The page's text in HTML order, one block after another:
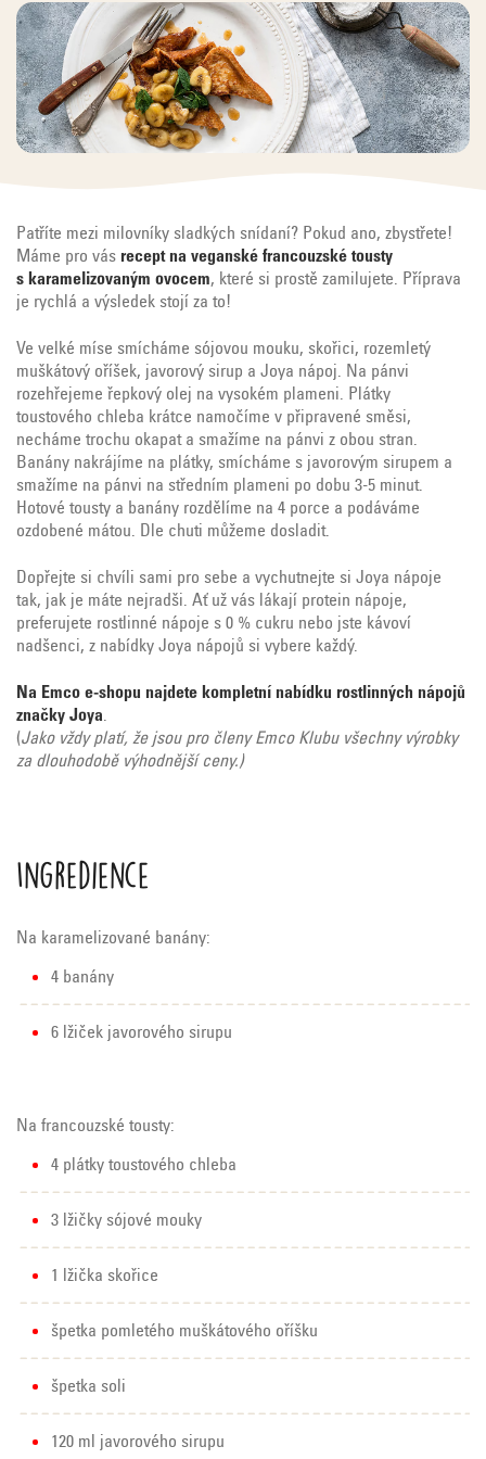
Patříte mezi milovníky sladkých snídaní? Pokud ano, zbystřete!
Máme pro vás recept na veganské francouzské tousty
s karamelizovaným ovocem, které si prostě zamilujete. Příprava
je rychlá a výsledek stojí za to!
Ve velké míse smícháme sójovou mouku, skořici, rozemletý
muškátový oříšek, javorový sirup a Joya nápoj. Na pánvi
rozehřejeme řepkový olej na vysokém plameni. Plátky
toustového chleba krátce namočíme v připravené směsi,
necháme trochu okapat a smažíme na pánvi z obou stran.
Banány nakrájíme na plátky, smícháme s javorovým sirupem a
smažíme na pánvi na středním plameni po dobu 3-5 minut.
Hotové tousty a banány rozdělíme na 4 porce a podáváme
ozdobené mátou. Dle chuti můžeme dosladit.
Dopřejte si chvíli sami pro sebe a vychutnejte si Joya nápoje
tak, jak je máte nejradši. Ať už vás lákají protein nápoje,
preferujete rostlinné nápoje s 0 % cukru nebo jste kávoví
nadšenci, z nabídky Joya nápojů si vybere každý.
Na Emco e-shopu najdete kompletní nabídku rostlinných nápojů
značky Joya.
(Jako vždy platí, že jsou pro členy Emco Klubu všechny výrobky
za dlouhodobě výhodnější ceny.)
Ingredience
Na karamelizované banány:
4 banány
6 lžiček javorového sirupu
Na francouzské tousty:
4 plátky toustového chleba
3 lžičky sójové mouky
1 lžička skořice
špetka pomletého muškátového oříšku
špetka soli
120 ml javorového sirupu